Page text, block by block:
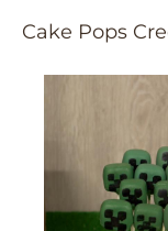
Cake Pops